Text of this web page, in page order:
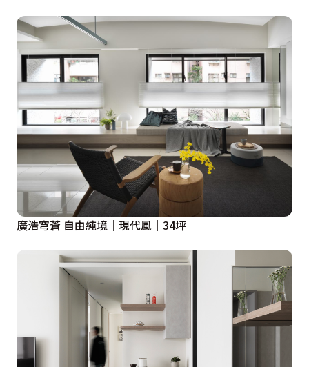
廣浩穹蒼 自由純境｜現代風｜34坪